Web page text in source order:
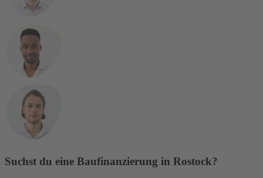
Suchst du eine Baufinanzierung in Rostock?